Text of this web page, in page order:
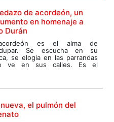
de acordeón, un
en homenaje a
Durán
es el alma de
Se escucha en su
se elogia en las parrandas
ve en sus calles. Es el
el pulmón del